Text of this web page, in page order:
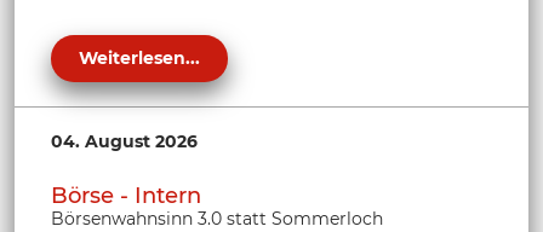
Weiterlesen...
04. August 2026
Börse - Intern
Börsenwahnsinn 3.0 statt Sommerloch